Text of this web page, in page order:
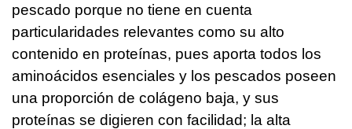
pescado porque no tiene en cuenta
particularidades relevantes como su alto
contenido en proteínas, pues aporta todos los
aminoácidos esenciales y los pescados poseen
una proporción de colágeno baja, y sus
proteínas se digieren con facilidad; la alta